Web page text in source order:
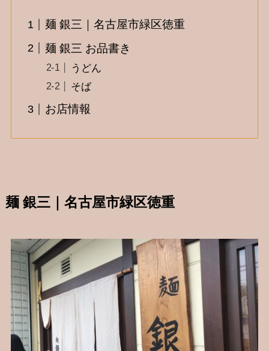
麺 銀三｜名古屋市緑区徳重
麺 銀三 お品書き
うどん
そば
お店情報
麺 銀三｜名古屋市緑区徳重